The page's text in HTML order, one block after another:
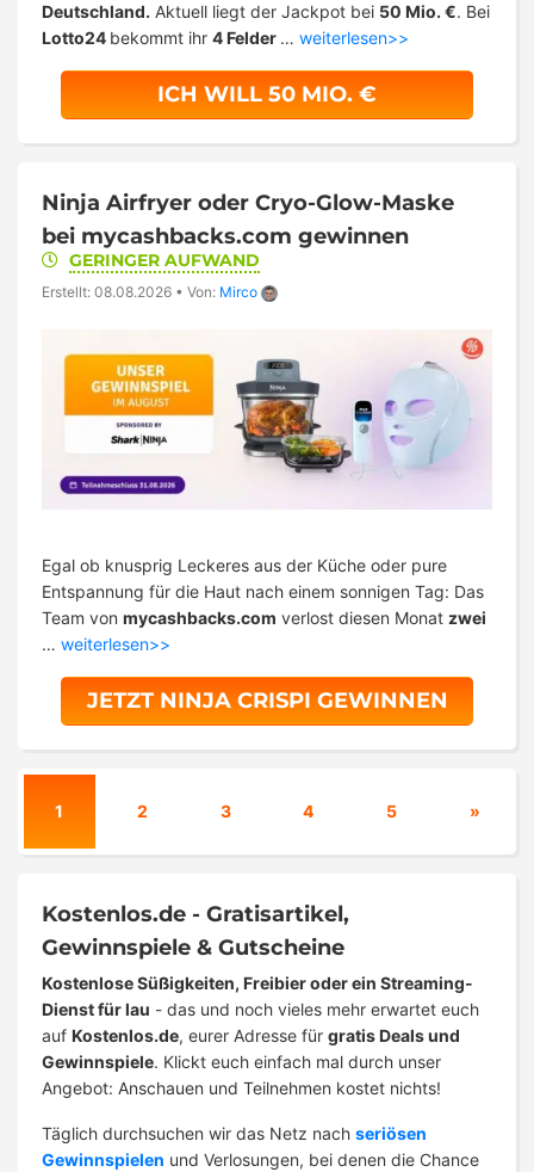
Deutschland. Aktuell liegt der Jackpot bei 50 Mio. €. Bei
Lotto24 bekommt ihr 4 Felder … weiterlesen>>
ICH WILL 50 MIO. €
Ninja Airfryer oder Cryo-Glow-Maske
bei mycashbacks.com gewinnen
GERINGER AUFWAND
Erstellt: 08.08.2026 • Von: Mirco
Egal ob knusprig Leckeres aus der Küche oder pure
Entspannung für die Haut nach einem sonnigen Tag: Das
Team von mycashbacks.com verlost diesen Monat zwei
… weiterlesen>>
JETZT NINJA CRISPI GEWINNEN
1 2 3 4 5 »
Kostenlos.de - Gratisartikel,
Gewinnspiele & Gutscheine
Kostenlose Süßigkeiten, Freibier oder ein Streaming-
Dienst für lau - das und noch vieles mehr erwartet euch
auf Kostenlos.de, eurer Adresse für gratis Deals und
Gewinnspiele. Klickt euch einfach mal durch unser
Angebot: Anschauen und Teilnehmen kostet nichts!
Täglich durchsuchen wir das Netz nach seriösen
Gewinnspielen und Verlosungen, bei denen die Chance